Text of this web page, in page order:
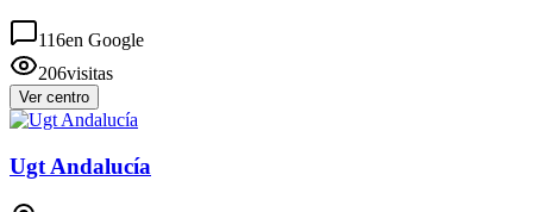
116en Google
206visitas
Ver centro
Ugt Andalucía